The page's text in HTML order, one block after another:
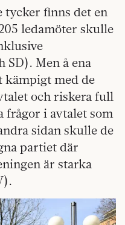
tycker finns det en
ledamöter skulle
SD). Men å ena
kämpigt med de
och riskera full
frågor i avtalet som
sidan skulle de
partiet där
är starka